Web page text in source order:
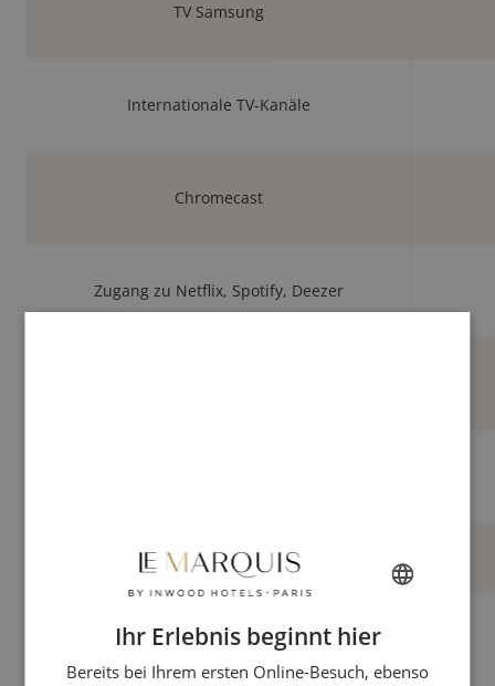
TV Samsung
Internationale TV-Kanäle
Chromecast
Zugang zu Netflix, Spotify, Deezer
Bademäntel FRENCH
ENGLISH
Ihr Erlebnis beginnt hier
Bereits bei Ihrem ersten Online-Besuch, ebenso